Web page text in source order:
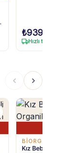
₺939,90
Hızlı teslimat
BIORGANIK
Kız Bebek Fiyonk